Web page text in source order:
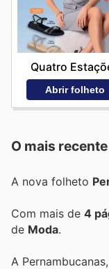
Quatro
Abrir folheto
O mais
A nova folheto
Com mais de 4
de Moda.
A